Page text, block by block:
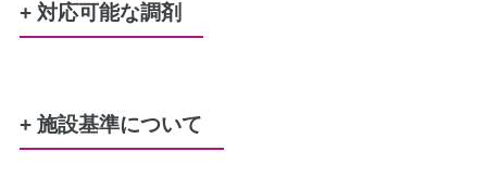
レジ袋（プラスチック製買い物袋）
+ 対応可能な調剤
+ 施設基準について